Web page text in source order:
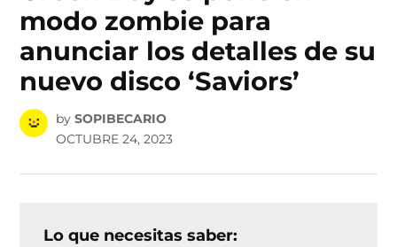
modo zombie para
anunciar los detalles de su
nuevo disco ‘Saviors’
by SOPIBECARIO
OCTUBRE 24, 2023
Lo que necesitas saber: